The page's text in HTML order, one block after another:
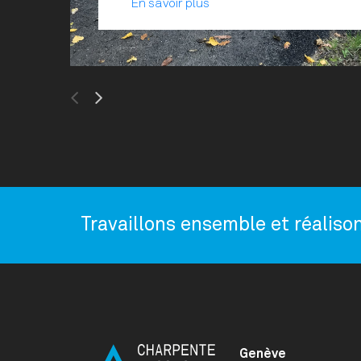
Previous
En savoir plus
Travaillons ensemble et
Genève